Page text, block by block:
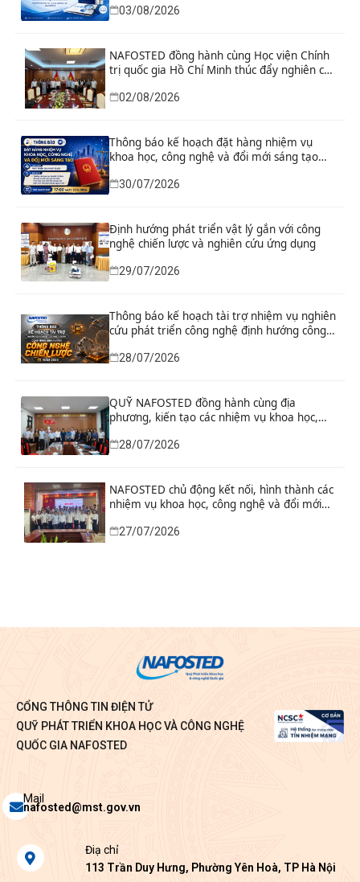
03/08/2026
NAFOSTED đồng hành cùng Học viện Chính
trị quốc gia Hồ Chí Minh thúc đẩy nghiên cứu
02/08/2026
Thông báo kế hoạch đặt hàng nhiệm vụ
khoa học, công nghệ và đổi mới sáng tạo
“Nghiên cứu khoa học tổng kết thi hành, đề
xuất sửa đổi, bổ sung toàn diện Hiến pháp
30/07/2026
Định hướng phát triển vật lý gắn với công
nghệ chiến lược và nghiên cứu ứng dụng
29/07/2026
Thông báo kế hoạch tài trợ nhiệm vụ nghiên
cứu phát triển công nghệ định hướng công
nghệ chiến lược năm 2026
28/07/2026
QUỸ NAFOSTED đồng hành cùng địa
phương, kiến tạo các nhiệm vụ khoa học,
phát triển thực tiễn
28/07/2026
NAFOSTED chủ động kết nối, hình thành các
nhiệm vụ khoa học, công nghệ và đổi mới
Bình
27/07/2026
CỔNG THÔNG TIN ĐIỆN TỬ
QUỸ PHÁT TRIỂN KHOA HỌC VÀ CÔNG NGHỆ
QUỐC GIA NAFOSTED
Envelope
Mail
nafosted@mst.gov.vn
Map-
marker-
Điạ chỉ
113 Trần Duy Hưng, Phường Yên Hoà, TP Hà Nội